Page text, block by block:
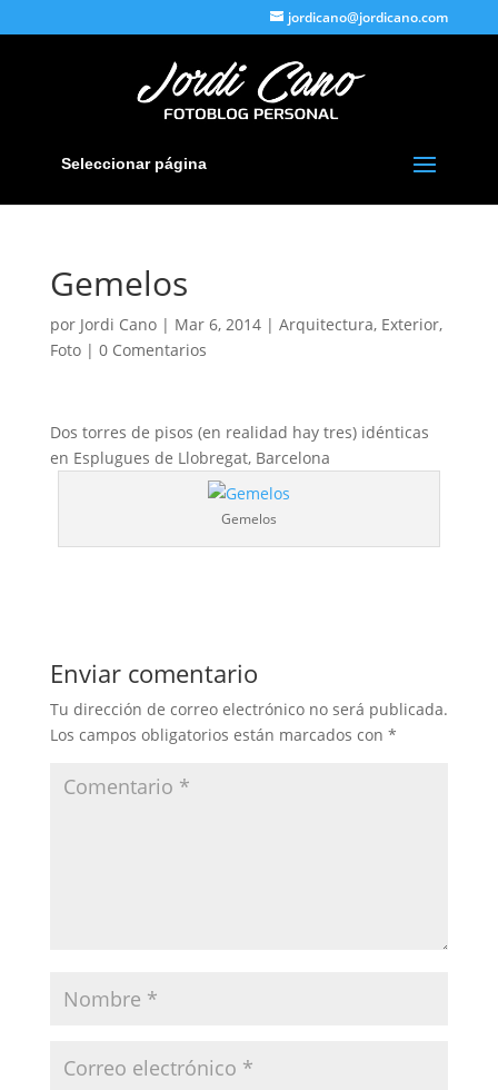
jordicano@jordicano.com
Seleccionar página
Gemelos
por Jordi Cano| Mar 6, 2014| Arquitectura, Exterior,
Foto| 0 Comentarios
Dos torres de pisos (en realidad hay tres) idénticas
en Esplugues de Llobregat, Barcelona
Gemelos
Enviar comentario
Tu dirección de correo electrónico no será publicada.
Los campos obligatorios están marcados con *